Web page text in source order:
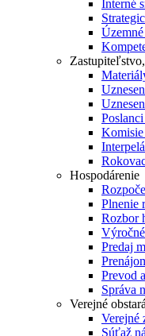
Interné
Hospodárenie
Plnenie
Rozbor
Predaj
Prevod
Správa
Verejné
Verejné
Súťaž